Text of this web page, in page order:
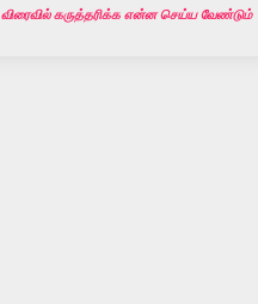
விரைவில் கருத்தரிக்க என்ன செய்ய வேண்டும்